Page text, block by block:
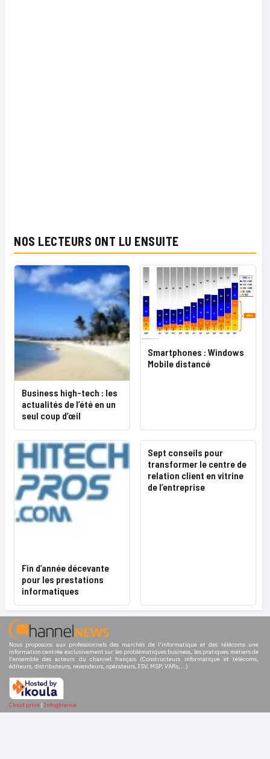
NOS LECTEURS ONT LU ENSUITE
Business high-tech : les
actualités de l’été en un
seul coup d’œil
Smartphones : Windows
Mobile distancé
Fin d’année décevante
pour les prestations
informatiques
Sept conseils pour
transformer le centre de
relation client en vitrine
de l’entreprise
Nous proposons aux professionnels des marchés de l'informatique et des télécoms une
information centrée exclusivement sur les problématiques business, les pratiques métiers de
l'ensemble des acteurs du channel français (Constructeurs informatique et télécoms,
éditeurs, distributeurs, revendeurs, opérateurs, ISV, MSP, VARs,...)
Cloud privé | Infogérance